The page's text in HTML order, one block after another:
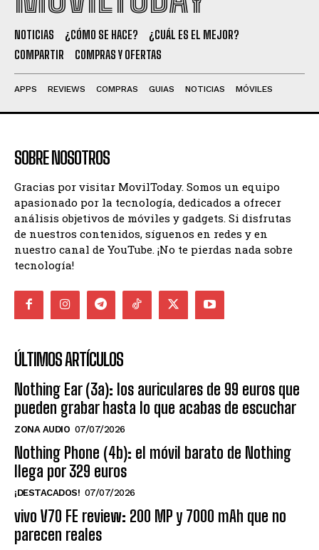
NOTICIAS ¿CÓMO SE HACE?
¿CUÁL ES EL MEJOR?
COMPARTIR
COMPRAS Y OFERTAS
APPS REVIEWS COMPRAS GUIAS NOTICIAS MÓVILES
SOBRE NOSOTROS
Gracias por visitar MovilToday. Somos un equipo
apasionado por la tecnología, dedicados a ofrecer
análisis objetivos de móviles y gadgets. Si disfrutas
de nuestros contenidos, síguenos en redes y en
nuestro canal de YouTube. ¡No te pierdas nada sobre
tecnología!
ÚLTIMOS ARTÍCULOS
Nothing Ear (3a): los auriculares de 99 euros que
pueden grabar hasta lo que acabas de escuchar
ZONA AUDIO 07/07/2026
Nothing Phone (4b): el móvil barato de Nothing
llega por 329 euros
¡DESTACADOS! 07/07/2026
vivo V70 FE review: 200 MP y 7000 mAh que no
parecen reales